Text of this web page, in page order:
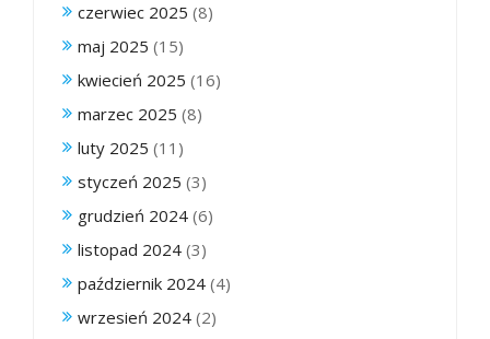
czerwiec 2025 (8)
maj 2025 (15)
kwiecień 2025 (16)
marzec 2025 (8)
luty 2025 (11)
styczeń 2025 (3)
grudzień 2024 (6)
listopad 2024 (3)
październik 2024 (4)
wrzesień 2024 (2)